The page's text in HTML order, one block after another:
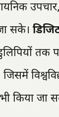
सके।
किया